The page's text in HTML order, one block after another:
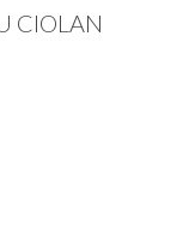
CIOLAN